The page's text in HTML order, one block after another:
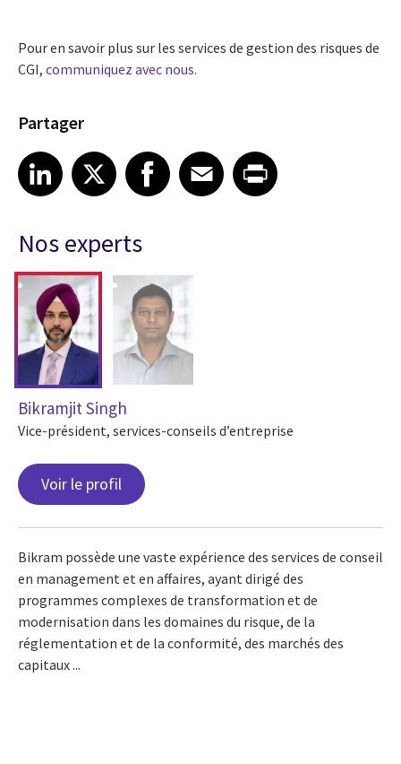
Pour en savoir plus sur les services de gestion des risques de
CGI, communiquez avec nous.
Partager
Share article on LinkedIn
LinkedIn
Share article on XShare article on Facebook
Facebook
Share article on Email
EmailShare article on Print
Nos experts
Bikramjit Singh
Vice-président, services-conseils d’entreprise
Voir le profil
Bikram possède une vaste expérience des services de conseil
en management et en affaires, ayant dirigé des
programmes complexes de transformation et de
modernisation dans les domaines du risque, de la
réglementation et de la conformité, des marchés des
capitaux ...